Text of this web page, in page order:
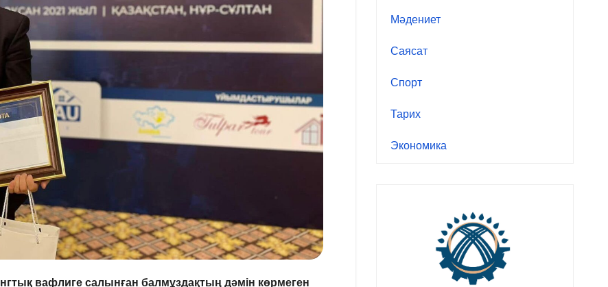
вафлиге салынған балмұздақтың дәмін көрмеген
Мәдениет
Саясат
Спорт
Тарих
Экономика